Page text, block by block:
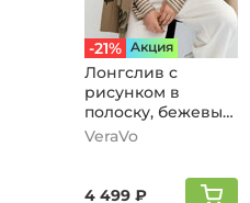
-21% Aкция
Лонгслив с
рисунком в
полоску, бежевый,
молочный
VeraVo
4 499 ₽